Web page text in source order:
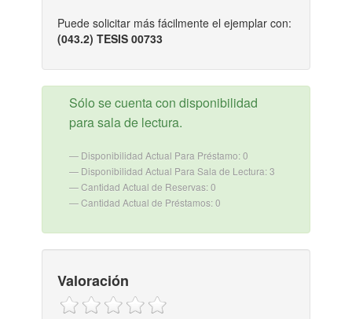
Puede solicitar más fácilmente el ejemplar con:
(043.2) TESIS 00733
Sólo se cuenta con disponibilidad
para sala de lectura.
Disponibilidad Actual Para Préstamo: 0
Disponibilidad Actual Para Sala de Lectura: 3
Cantidad Actual de Reservas: 0
Cantidad Actual de Préstamos: 0
Valoración